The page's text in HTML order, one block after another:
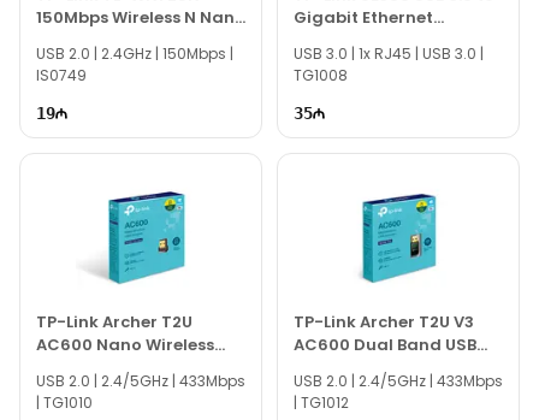
Мы всегда готовы ответить на все ваши вопросы по модели
TP-Link TL-WN823N 300Mbps Mini Wireless N USB
Adapter в онлайн-чате на нашем сайте.
Вне рабочего времени вы можете связаться с нами по email
или написать на наш номер WhatsApp.
150Mbps Wireless N Nano
USB Adapter
USB 2.0 | 2.4GHz | 150Mbps |
IS0749
19
Gigabit Ethernet
Network Adapter
USB 3.0 | 1x RJ45 | USB 3.0 |
TG1008
35
TP-Link Archer T2U
AC600 Nano Wireless
USB Adapter
USB 2.0 | 2.4/5GHz | 433Mbps
| TG1010
TP-Link Archer T2U V3
AC600 Dual Band USB
Adapter
USB 2.0 | 2.4/5GHz | 433Mbps
| TG1012